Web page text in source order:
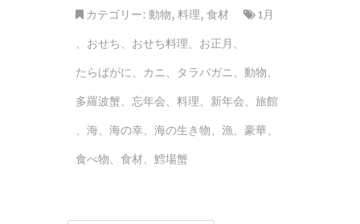
カテゴリー: 動物, 料理, 食材
1月
、 おせち 、 おせち料理、 お正月 、
たらばがに、 カニ、 タラバガニ、 動物、
多羅波蟹、 忘年会、 料理、 新年会、 旅館
、 海、 海の幸、 海の生き物、 漁、 豪華、
食べ物、 食材、 鱈場蟹